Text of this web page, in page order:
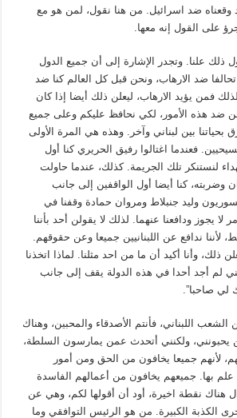
وقعناه ضد اسرائيل. من هنا نقول، لمن هو مع
على القول إنه معها.
ذلك علنا. وتجدر الإشارة إلى أن جميع الدول
ضد الارهاب، ونحن قبل كل العالم كنا ضد
فمن يؤيد الارهاب، ليعلن ذلك أيضا إذا كان
ضد هذه الأمور، لكي نحافظ عليكم وعلى جميع
بحياتنا بين لبناني وآخر. وهذه هي المرة الأولى
فعندما اغتالوا رفيق الحريري كنا أول
لنستنكر تلك الجريمة. كذلك، عندما حاولت
وضربته، كنا أيضا أول الواقفين إلى جانب
وليد جنبلاط ومروان حمادة وقفنا في
لا يجوز ودافعنا عنهما. لذلك لا يقولن أحد بأننا
لأننا ندافع عن اللبنانيين جميعا وعن حقوقهم.
ذلك، وأنا أكيد أن ما من احد مثلنا. لماذا اتخذنا
لم أجد أحدا في هذه الدولة يقف إلى جانب
لي صاحبا”.
الشعب اللبناني، فأنتم الأصدقاء والمحبين، وهناك
يحبونني، ولكنني أتحدث عمن يمارسون السلطة،
لأنهم جميعا يخافون من الحق ومن أمور
علم بها. جميعهم يخافون من أعمالهم الفاسدة
هناك نقطة اخيرة، أود أن أقولها لكم، وهي عن
الكذبة الكبيرة. من هو الرئيس التوافقي وما